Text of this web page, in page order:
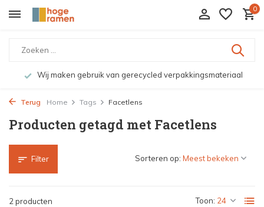
0
Wij maken gebruik van gerecycled verpakkingsmateriaal
Terug Home Tags Facetlens
Producten getagd met Facetlens
Filter
2 producten Toon:
Sorteren op: